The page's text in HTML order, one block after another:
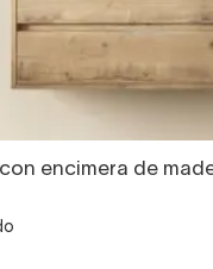
encimera de